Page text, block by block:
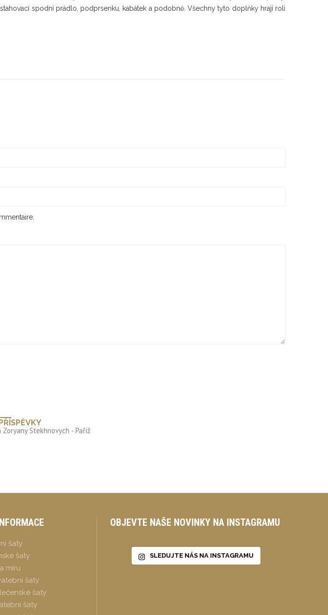
spodní prádlo, podprsenku, kabátek a podobně. Všechny tyto doplňky hrají roli
šaty
šaty
míru
šaty
šaty
šaty
OBJEVTE NAŠE NOVINKY NA INSTAGRAMU
SLEDUJTE NÁS NA INSTAGRAMU